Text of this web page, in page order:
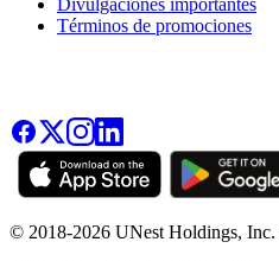
Divulgaciones importantes
Términos de promociones
© 2018-2026 UNest Holdings, Inc.